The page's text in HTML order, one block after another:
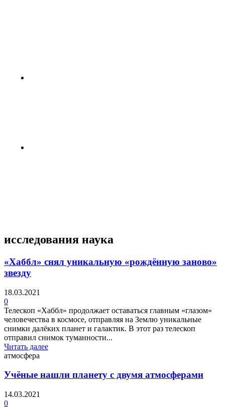
исследования наука
«Хаббл» снял уникальную «рождённую заново»
звезду
18.03.2021
0
Телескоп «Хаббл» продолжает оставаться главным «глазом»
человечества в космосе, отправляя на Землю уникальные
снимки далёких планет и галактик. В этот раз телескоп
отправил снимок туманности...
Читать далее
атмосфера
Учёные нашли планету с двумя атмосферами
14.03.2021
0